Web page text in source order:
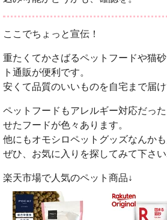
ここでちょっと宣伝！
重たくてかさばるペットフードや猫
ト通販が便利です。
安くて品質のいいものを自宅まで届け
ペットフードもアレルギー対応だっ
せたフードが色々あります。
他にもオモシロペットグッズなんかも
ぜひ、お気に入りを探してみて下さい
楽天市場で人気のペット商品↓